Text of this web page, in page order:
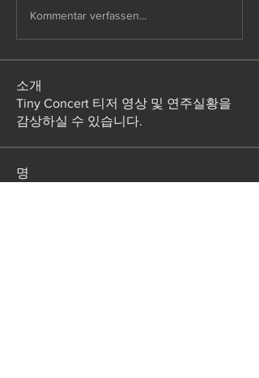
Kommentar verfassen...
소개
Tiny Concert 티저 영상 및 연주실황을
감상하실 수 있습니다.
명